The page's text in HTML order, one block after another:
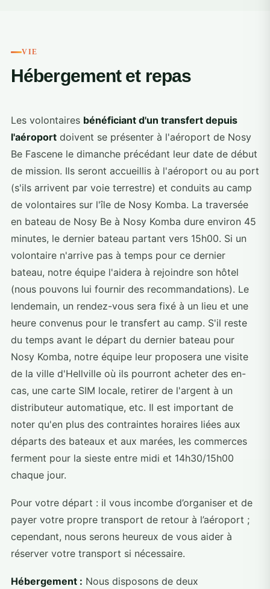
VIE
Hébergement et repas
Les volontaires bénéficiant d'un transfert depuis
l'aéroport doivent se présenter à l'aéroport de Nosy
Be Fascene le dimanche précédant leur date de début
de mission. Ils seront accueillis à l'aéroport ou au port
(s'ils arrivent par voie terrestre) et conduits au camp
de volontaires sur l'île de Nosy Komba. La traversée
en bateau de Nosy Be à Nosy Komba dure environ 45
minutes, le dernier bateau partant vers 15h00. Si un
volontaire n'arrive pas à temps pour ce dernier
bateau, notre équipe l'aidera à rejoindre son hôtel
(nous pouvons lui fournir des recommandations). Le
lendemain, un rendez-vous sera fixé à un lieu et une
heure convenus pour le transfert au camp. S'il reste
du temps avant le départ du dernier bateau pour
Nosy Komba, notre équipe leur proposera une visite
de la ville d'Hellville où ils pourront acheter des en-
cas, une carte SIM locale, retirer de l'argent à un
distributeur automatique, etc. Il est important de
noter qu'en plus des contraintes horaires liées aux
départs des bateaux et aux marées, les commerces
ferment pour la sieste entre midi et 14h30/15h00
chaque jour.
Pour votre départ : il vous incombe d’organiser et de
payer votre propre transport de retour à l’aéroport ;
cependant, nous serons heureux de vous aider à
réserver votre transport si nécessaire.
Hébergement : Nous disposons de deux